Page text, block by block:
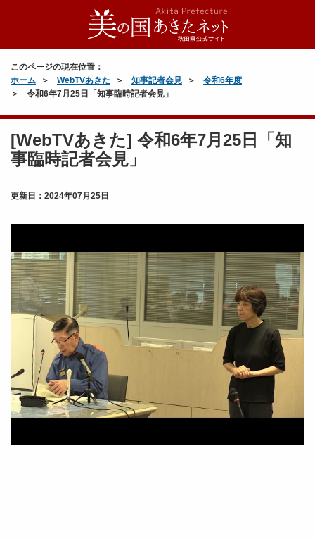
このページの現在位置：
ホーム
WebTVあきた 知事記者会見
令和6年度
令和6年7月25日「知事臨時記者会見」
[WebTVあきた] 令和6年7月25日「知
事臨時記者会見」
更新日： 2024年07月25日